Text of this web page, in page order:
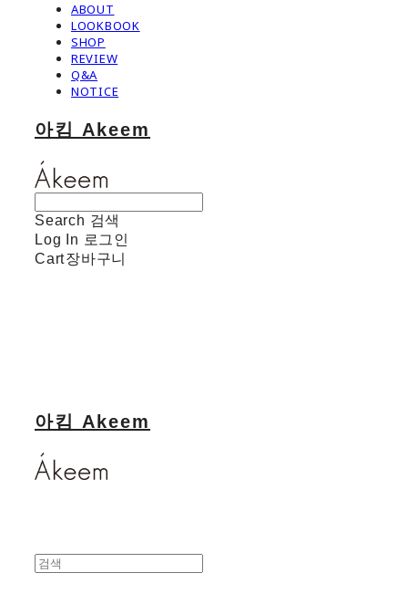
ABOUT
LOOKBOOK
SHOP
REVIEW
Q&A
NOTICE
아킴 Akeem
Search 검색
Log In 로그인
Cart장바구니
아킴 Akeem